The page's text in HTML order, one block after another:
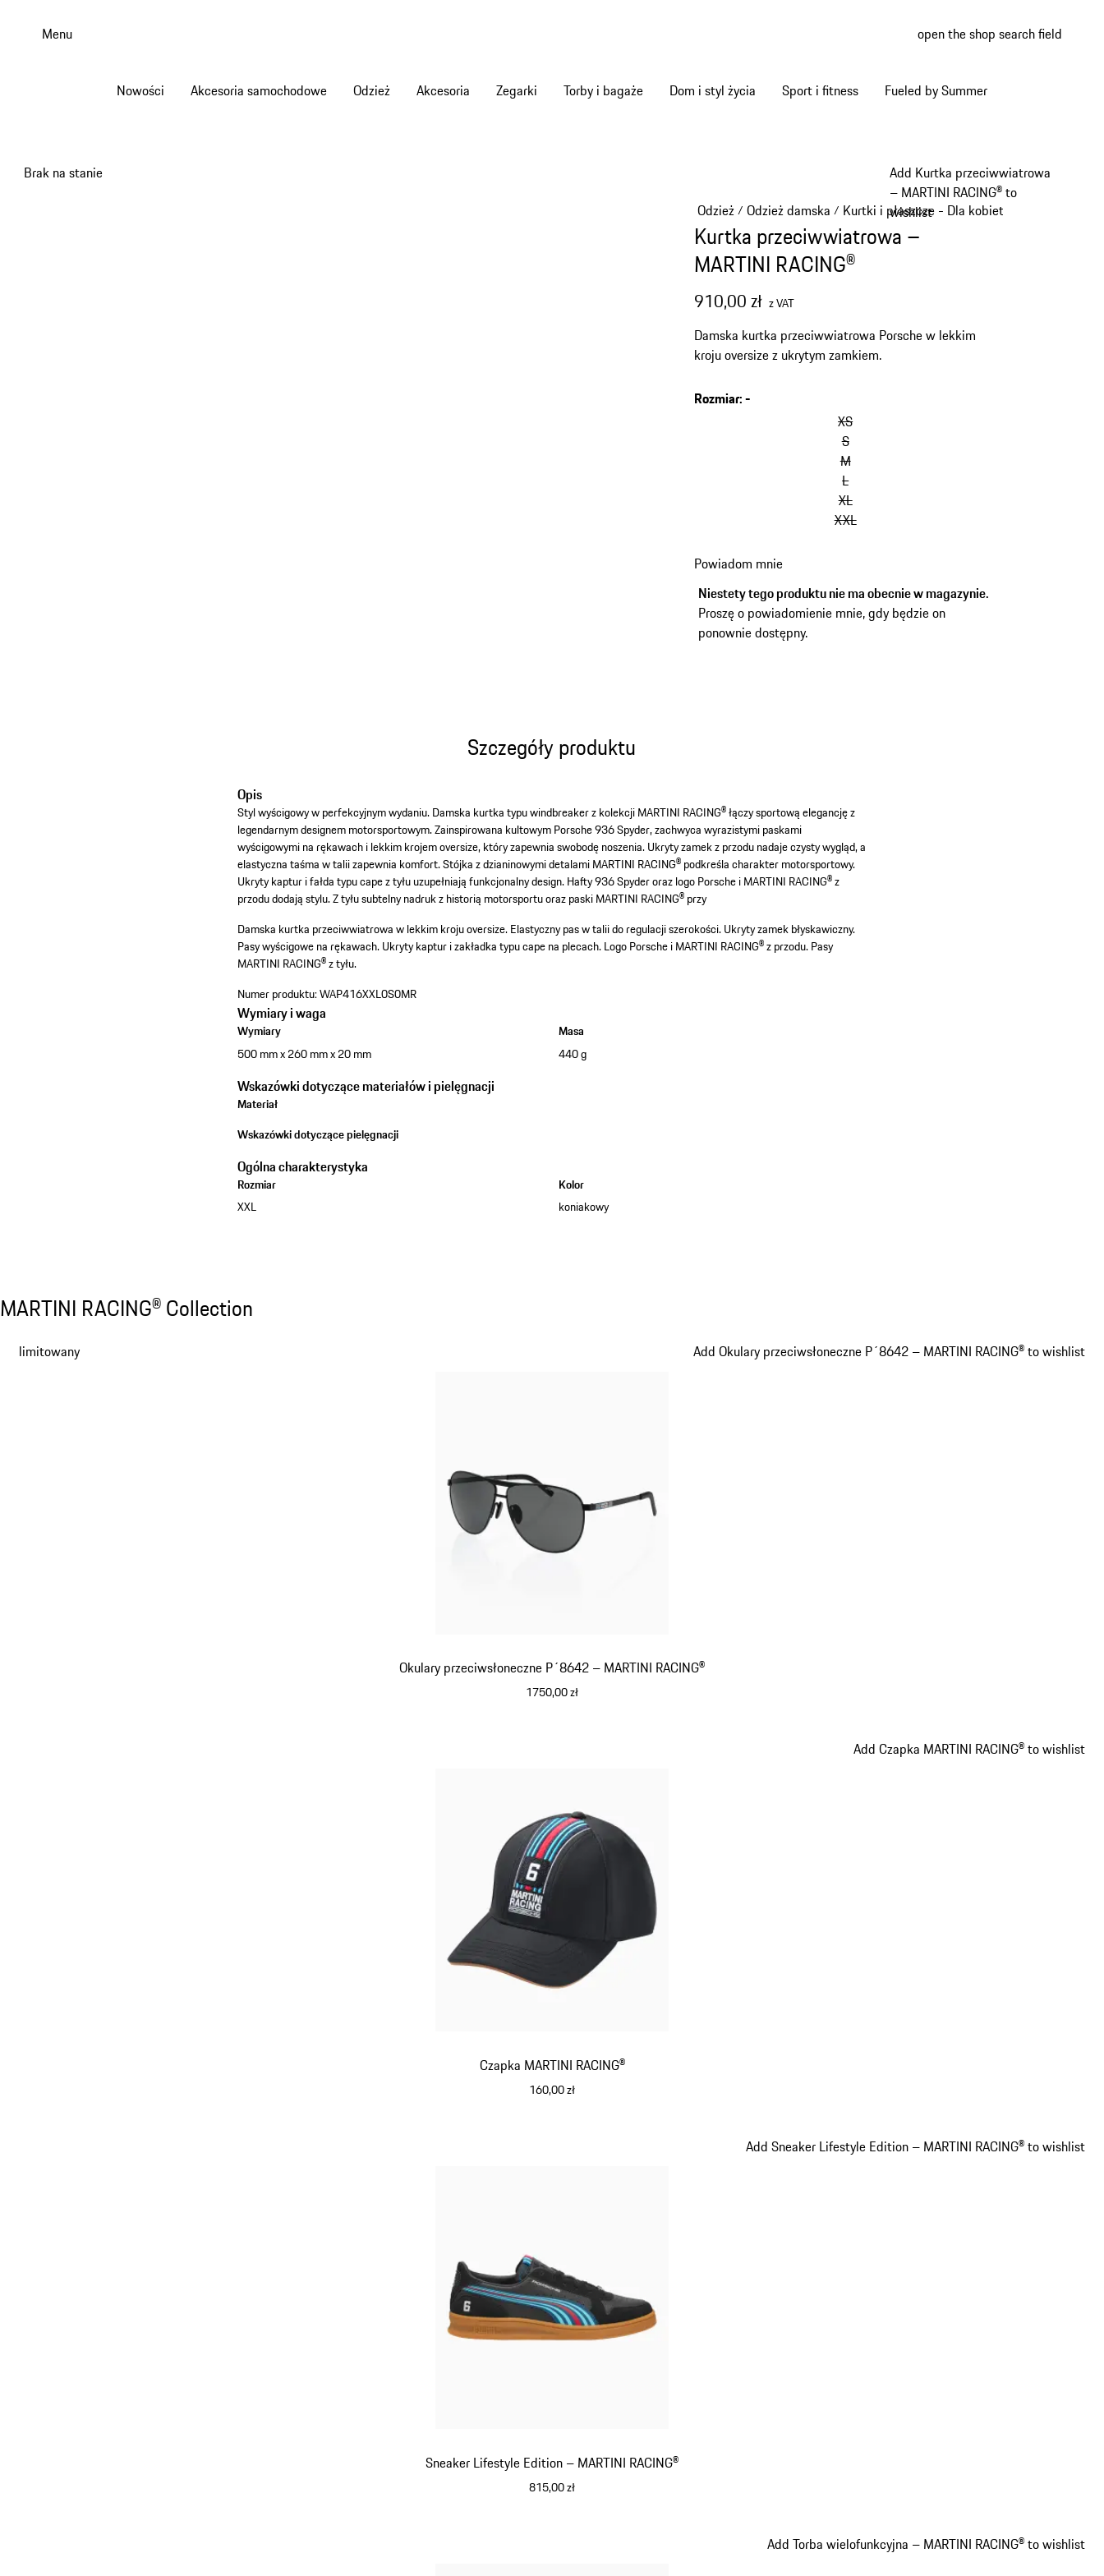
Menu open the shop search field
Nowości Akcesoria samochodowe Odzież Akcesoria Zegarki Torby i bagaże Dom i styl życia Sport i fitness Fueled by Summer
Add Kurtka przeciwwiatrowa
– MARTINI RACING® to
wishlist
Brak na stanie
Odzież/ Odzież damska / Kurtki i płaszcze - Dla kobiet
Kurtka przeciwwiatrowa –
MARTINI RACING®
910,00 zł z VAT
Damska kurtka przeciwwiatrowa Porsche w lekkim
kroju oversize z ukrytym zamkiem.
Rozmiar:-
XS
S
M
L
XL
XXL
Powiadom mnie
Niestety tego produktu nie ma obecnie w magazynie.
Proszę o powiadomienie mnie, gdy będzie on
ponownie dostępny.
Szczegóły produktu
Opis
Styl wyścigowy w perfekcyjnym wydaniu. Damska kurtka typu windbreaker z kolekcji MARTINI RACING® łączy sportową elegancję z
legendarnym designem motorsportowym. Zainspirowana kultowym Porsche 936 Spyder, zachwyca wyrazistymi paskami
wyścigowymi na rękawach i lekkim krojem oversize, który zapewnia swobodę noszenia. Ukryty zamek z przodu nadaje czysty wygląd, a
elastyczna taśma w talii zapewnia komfort. Stójka z dzianinowymi detalami MARTINI RACING® podkreśla charakter motorsportowy.
Ukryty kaptur i fałda typu cape z tyłu uzupełniają funkcjonalny design. Hafty 936 Spyder oraz logo Porsche i MARTINI RACING® z
przodu dodają stylu. Z tyłu subtelny nadruk z historią motorsportu oraz paski MARTINI RACING® przy
Damska kurtka przeciwwiatrowa w lekkim kroju oversize.Elastyczny pas w talii do regulacji szerokości.Ukryty zamek błyskawiczny.
Pasy wyścigowe na rękawach.Ukryty kaptur i zakładka typu cape na plecach.Logo Porsche i MARTINI RACING® z przodu.Pasy
MARTINI RACING® z tyłu.
Numer produktu:WAP416XXL0S0MR
Wymiary i waga
Wymiary
500 mm x 260 mm x 20 mm
Masa
440 g
Wskazówki dotyczące materiałów i pielęgnacji
Materiał
Wskazówki dotyczące pielęgnacji
Ogólna charakterystyka
Rozmiar
XXL
Kolor
koniakowy
MARTINI RACING® Collection
MARTINI RACING® Collection
Okulary przeciwsłoneczne P´8642 – MARTINI RACING®
1750,00 zł
limitowany Add Okulary przeciwsłoneczne P´8642 – MARTINI RACING® to wishlist
Slajd 1 z 13
Czapka MARTINI RACING®
160,00 zł
Add Czapka MARTINI RACING® to wishlist
Sneaker Lifestyle Edition – MARTINI RACING®
815,00 zł
Add Sneaker Lifestyle Edition – MARTINI RACING® to wishlist
Add Torba wielofunkcyjna – MARTINI RACING® to wishlist